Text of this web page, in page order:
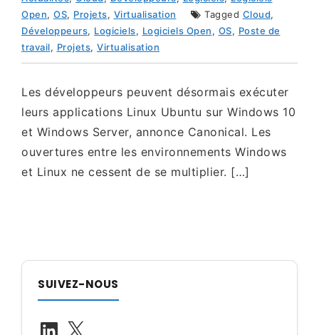
Open, OS, Projets, Virtualisation Tagged Cloud,
Développeurs, Logiciels, Logiciels Open, OS, Poste de
travail, Projets, Virtualisation
Les développeurs peuvent désormais exécuter
leurs applications Linux Ubuntu sur Windows 10
et Windows Server, annonce Canonical. Les
ouvertures entre les environnements Windows
et Linux ne cessent de se multiplier. […]
SUIVEZ-NOUS
LinkedIn
X